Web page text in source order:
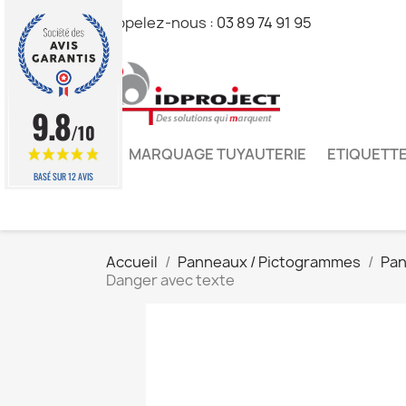
Appelez-nous : 03 89 74 91 95
MARQUAGE TUYAUTERIE
Accueil Panneaux / Pictogrammes
Danger avec texte
9.8/10
BASÉ SUR 12 AVIS